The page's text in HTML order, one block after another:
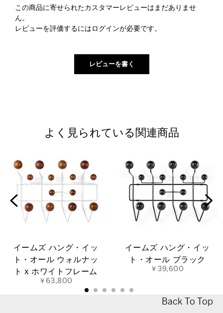
この商品に寄せられたカスタマーレビューはまだありませ
ん。
レビューを評価するには ログインが必要です。
よく見られている関連商品
イームズ ハング・イッ
ト・オール ウォルナッ
ト x ホワイトフレーム
￥63,800
イームズ ハング・イッ
ト・オール ブラック
￥39,600
Back To Top